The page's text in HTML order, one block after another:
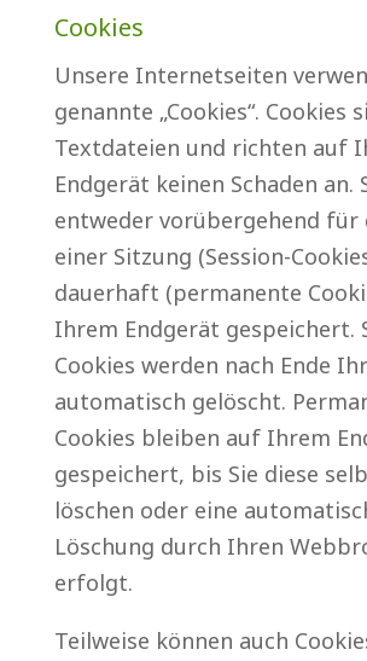
Cookies
Unsere Internetseiten
genannte „Cookies“. Cookies
Textdateien und richten auf
Endgerät keinen Schaden an.
entweder vorübergehend für
einer Sitzung (Session-
dauerhaft (permanente
Ihrem Endgerät gespeichert.
Cookies werden nach Ende
automatisch gelöscht.
Cookies bleiben auf Ihrem
gespeichert, bis Sie diese
löschen oder eine
Löschung durch Ihren
erfolgt.
Teilweise können auch